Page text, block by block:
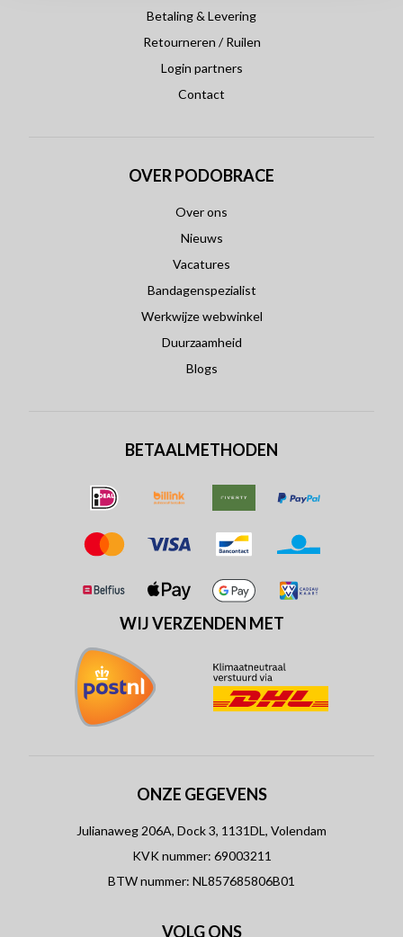
Betaling & Levering
Retourneren / Ruilen
Login partners
Contact
OVER PODOBRACE
Over ons
Nieuws
Vacatures
Bandagenspezialist
Werkwijze webwinkel
Duurzaamheid
Blogs
BETAALMETHODEN
WIJ VERZENDEN MET
ONZE GEGEVENS
Julianaweg 206A, Dock 3, 1131DL, Volendam
KVK nummer: 69003211
BTW nummer: NL857685806B01
VOLG ONS